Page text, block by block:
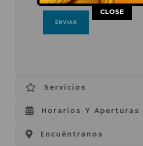
Servicios
Horarios Y Aperturas
Encuéntranos
This popup will close in:
CLOSE